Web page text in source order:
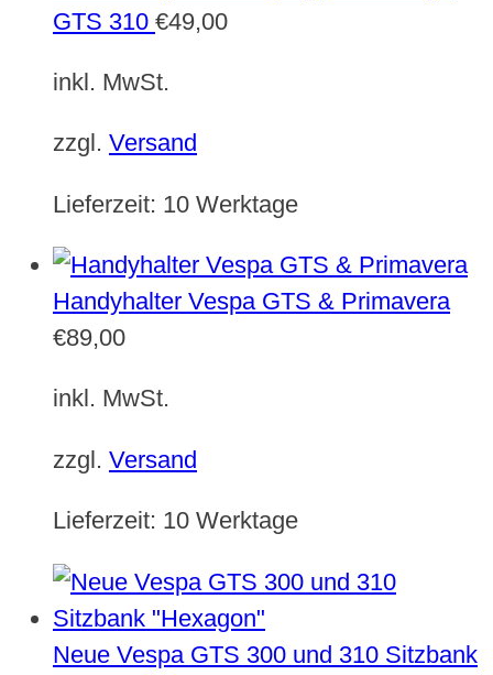
GTS 310 €49,00
inkl. MwSt.
zzgl. Versand
Lieferzeit: 10 Werktage
Handyhalter Vespa GTS & Primavera
€89,00
inkl. MwSt.
zzgl. Versand
Lieferzeit: 10 Werktage
Neue Vespa GTS 300 und 310 Sitzbank